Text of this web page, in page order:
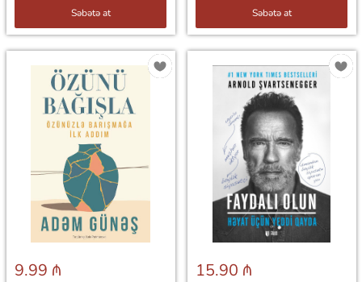
Səbətə at Səbətə at
9.99 ₼ 15.90 ₼